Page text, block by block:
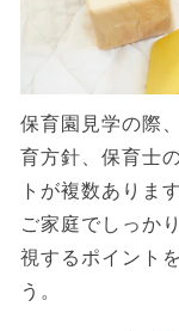
保育園見学の際
育方針、保育士
トが複数あります
ご家庭でしっか
視するポイント
う。